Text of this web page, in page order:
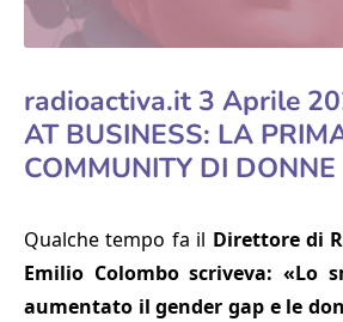
radioactiva.it 3 Aprile
AT BUSINESS: LA
COMMUNITY DI
Qualche tempo fa il Direttore di
Emilio Colombo scriveva: «Lo
aumentato il gender gap e le